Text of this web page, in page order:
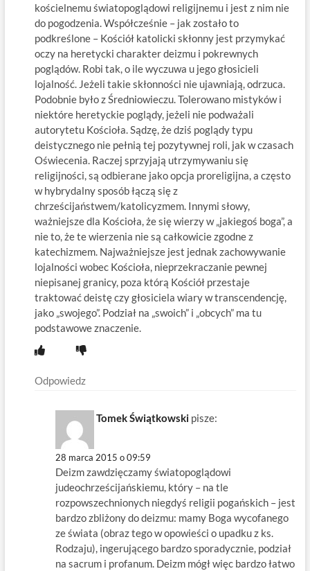
kościelnemu światopoglądowi religijnemu i jest z nim nie
do pogodzenia. Współcześnie – jak zostało to
podkreślone – Kościół katolicki skłonny jest przymykać
oczy na heretycki charakter deizmu i pokrewnych
poglądów. Robi tak, o ile wyczuwa u jego głosicieli
lojalność. Jeżeli takie skłonności nie ujawniają, odrzuca.
Podobnie było z Średniowieczu. Tolerowano mistyków i
niektóre heretyckie poglądy, jeżeli nie podważali
autorytetu Kościoła. Sądzę, że dziś poglądy typu
deistycznego nie pełnią tej pozytywnej roli, jak w czasach
Oświecenia. Raczej sprzyjają utrzymywaniu się
religijności, są odbierane jako opcja proreligijna, a często
w hybrydalny sposób łączą się z
chrześcijaństwem/katolicyzmem. Innymi słowy,
ważniejsze dla Kościoła, że się wierzy w „jakiegoś boga”, a
nie to, że te wierzenia nie są całkowicie zgodne z
katechizmem. Najważniejsze jest jednak zachowywanie
lojalności wobec Kościoła, nieprzekraczanie pewnej
niepisanej granicy, poza którą Kościół przestaje
traktować deistę czy głosiciela wiary w transcendencję,
jako „swojego”. Podział na „swoich” i „obcych” ma tu
podstawowe znaczenie.
Odpowiedz
Tomek Świątkowski pisze:
28 marca 2015 o 09:59
Deizm zawdzięczamy światopoglądowi
judeochrześcijańskiemu, który – na tle
rozpowszechnionych niegdyś religii pogańskich – jest
bardzo zbliżony do deizmu: mamy Boga wycofanego
ze świata (obraz tego w opowieści o upadku z ks.
Rodzaju), ingerującego bardzo sporadycznie, podział
na sacrum i profanum. Deizm mógł więc bardzo łatwo